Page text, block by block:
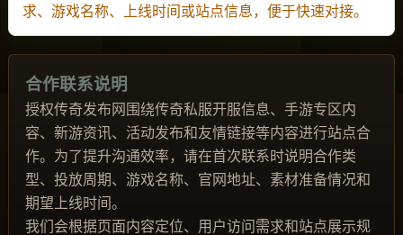
求、游戏名称、上线时间或站点信息，便于快速对接。
合作联系说明
授权传奇发布网围绕传奇私服开服信息、手游专区内
容、新游资讯、活动发布和友情链接等内容进行站点合
作。为了提升沟通效率，请在首次联系时说明合作类
型、投放周期、游戏名称、官网地址、素材准备情况和
期望上线时间。
我们会根据页面内容定位、用户访问需求和站点展示规